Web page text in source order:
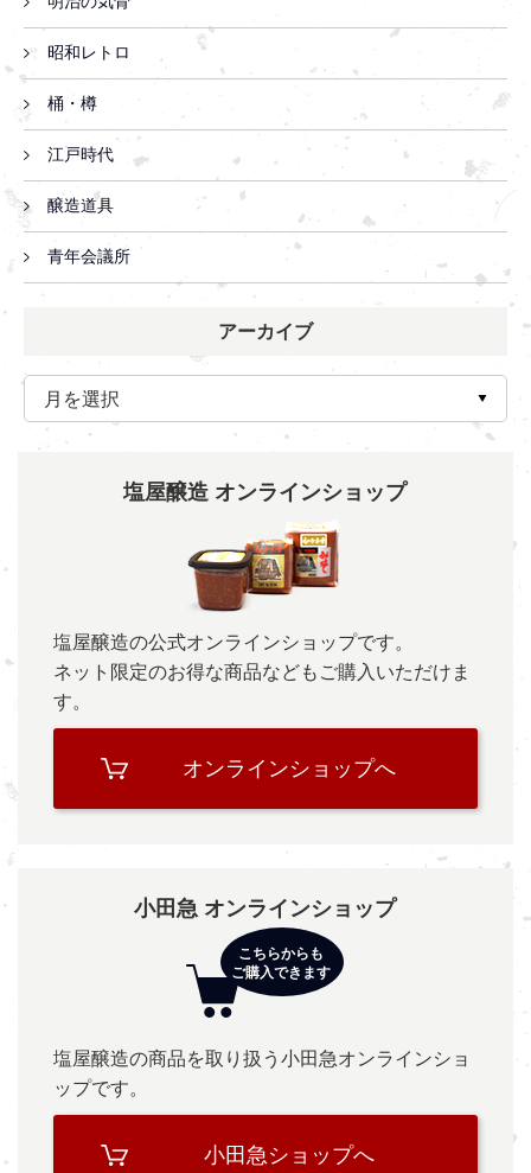
昭和レトロ
桶・樽
江戸時代
醸造道具
青年会議所
アーカイブ
塩屋醸造 オンラインショップ
塩屋醸造の公式オンラインショップです。
ネット限定のお得な商品などもご購入いただけま
す。
オンラインショップへ
小田急 オンラインショップ
塩屋醸造の商品を取り扱う小田急オンラインショ
ップです。
小田急ショップへ